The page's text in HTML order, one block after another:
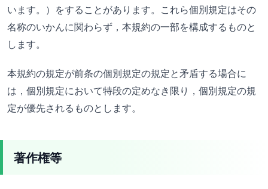
います。）をすることがあります。これら個別規定はその
名称のいかんに関わらず，本規約の一部を構成するものと
します。
本規約の規定が前条の個別規定の規定と矛盾する場合に
は，個別規定において特段の定めなき限り，個別規定の規
定が優先されるものとします。
著作権等